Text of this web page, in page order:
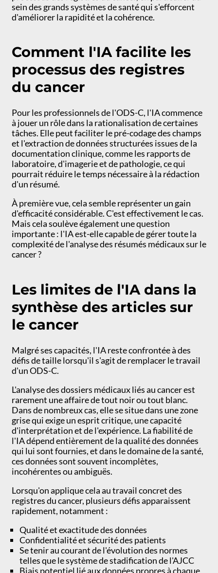
sein des grands systèmes de santé qui s'efforcent
d'améliorer la rapidité et la cohérence.
Comment l'IA facilite les
processus des registres
du cancer
Pour les professionnels de l'ODS-C, l'IA commence
à jouer un rôle dans la rationalisation de certaines
tâches. Elle peut faciliter le pré-codage des champs
et l'extraction de données structurées issues de la
documentation clinique, comme les rapports de
laboratoire, d'imagerie et de pathologie, ce qui
pourrait réduire le temps nécessaire à la rédaction
d'un résumé.
À première vue, cela semble représenter un gain
d'efficacité considérable. C'est effectivement le cas.
Mais cela soulève également une question
importante : l'IA est-elle capable de gérer toute la
complexité de l'analyse des résumés médicaux sur le
cancer ?
Les limites de l'IA dans la
synthèse des articles sur
le cancer
Malgré ses capacités, l'IA reste confrontée à des
défis de taille lorsqu'il s'agit de remplacer le travail
d'un ODS-C.
L'analyse des dossiers médicaux liés au cancer est
rarement une affaire de tout noir ou tout blanc.
Dans de nombreux cas, elle se situe dans une zone
grise qui exige un esprit critique, une capacité
d'interprétation et de l'expérience. La fiabilité de
l'IA dépend entièrement de la qualité des données
qui lui sont fournies, et dans le domaine de la santé,
ces données sont souvent incomplètes,
incohérentes ou ambiguës.
Lorsqu'on applique cela au travail concret des
registres du cancer, plusieurs défis apparaissent
rapidement, notamment :
Qualité et exactitude des données
Confidentialité et sécurité des patients
Se tenir au courant de l'évolution des normes
telles que le système de stadification de l'AJCC
Biais potentiel lié aux données propres à chaque